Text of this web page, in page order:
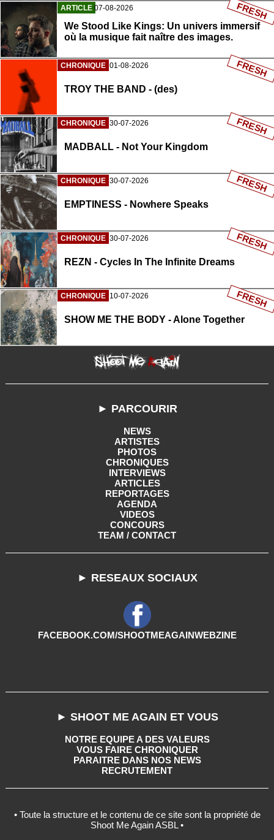
ARTICLE 07-08-2026
We Stood Like Kings: Un univers immersif
où la musique fait naître des images.
FRESH
CHRONIQUE 01-08-2026
TROY THE BAND - (des)
FRESH
CHRONIQUE 30-07-2026
MADBALL - Not Your Kingdom
FRESH
CHRONIQUE 30-07-2026
EMPTINESS - Nowhere Speaks
FRESH
CHRONIQUE 30-07-2026
REZN - Cycles In The Infinite Dreams
FRESH
CHRONIQUE 10-07-2026
SHOW ME THE BODY - Alone Together
FRESH
► PARCOURIR
NEWS
ARTISTES
PHOTOS
CHRONIQUES
INTERVIEWS
ARTICLES
REPORTAGES
AGENDA
VIDEOS
CONCOURS
TEAM / CONTACT
► RESEAUX SOCIAUX
FACEBOOK.COM/SHOOTMEAGAINWEBZINE
► SHOOT ME AGAIN ET VOUS
NOTRE EQUIPE A DES VALEURS
VOUS FAIRE CHRONIQUER
PARAITRE DANS NOS NEWS
RECRUTEMENT
• Toute la structure et le contenu de ce site sont la propriété de
Shoot Me Again ASBL •